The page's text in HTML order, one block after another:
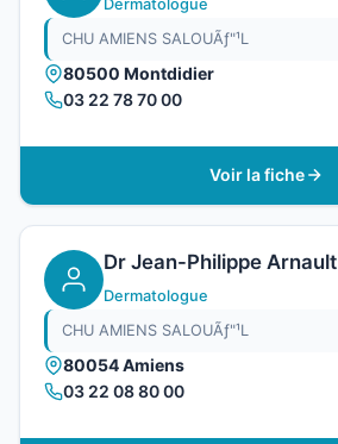
Dermatologue
CHU AMIENS SALOUÃƒ"¹L
80500 Montdidier
03 22 78 70 00
Voir la fiche
Dr Jean-Philippe Arnault
Dermatologue
CHU AMIENS SALOUÃƒ"¹L
80054 Amiens
03 22 08 80 00